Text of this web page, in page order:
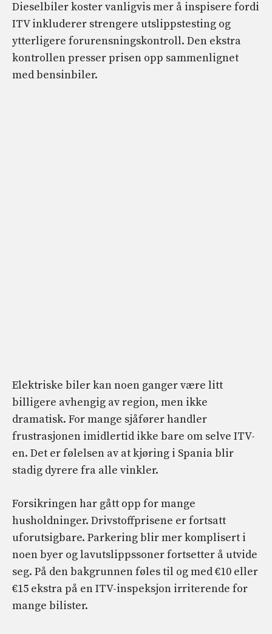
Dieselbiler koster vanligvis mer å inspisere fordi
ITV inkluderer strengere utslippstesting og
ytterligere forurensningskontroll. Den ekstra
kontrollen presser prisen opp sammenlignet
med bensinbiler.
Elektriske biler kan noen ganger være litt
billigere avhengig av region, men ikke
dramatisk. For mange sjåfører handler
frustrasjonen imidlertid ikke bare om selve ITV-
en. Det er følelsen av at kjøring i Spania blir
stadig dyrere fra alle vinkler.
Forsikringen har gått opp for mange
husholdninger. Drivstoffprisene er fortsatt
uforutsigbare. Parkering blir mer komplisert i
noen byer og lavutslippssoner fortsetter å utvide
seg. På den bakgrunnen føles til og med €10 eller
€15 ekstra på en ITV-inspeksjon irriterende for
mange bilister.